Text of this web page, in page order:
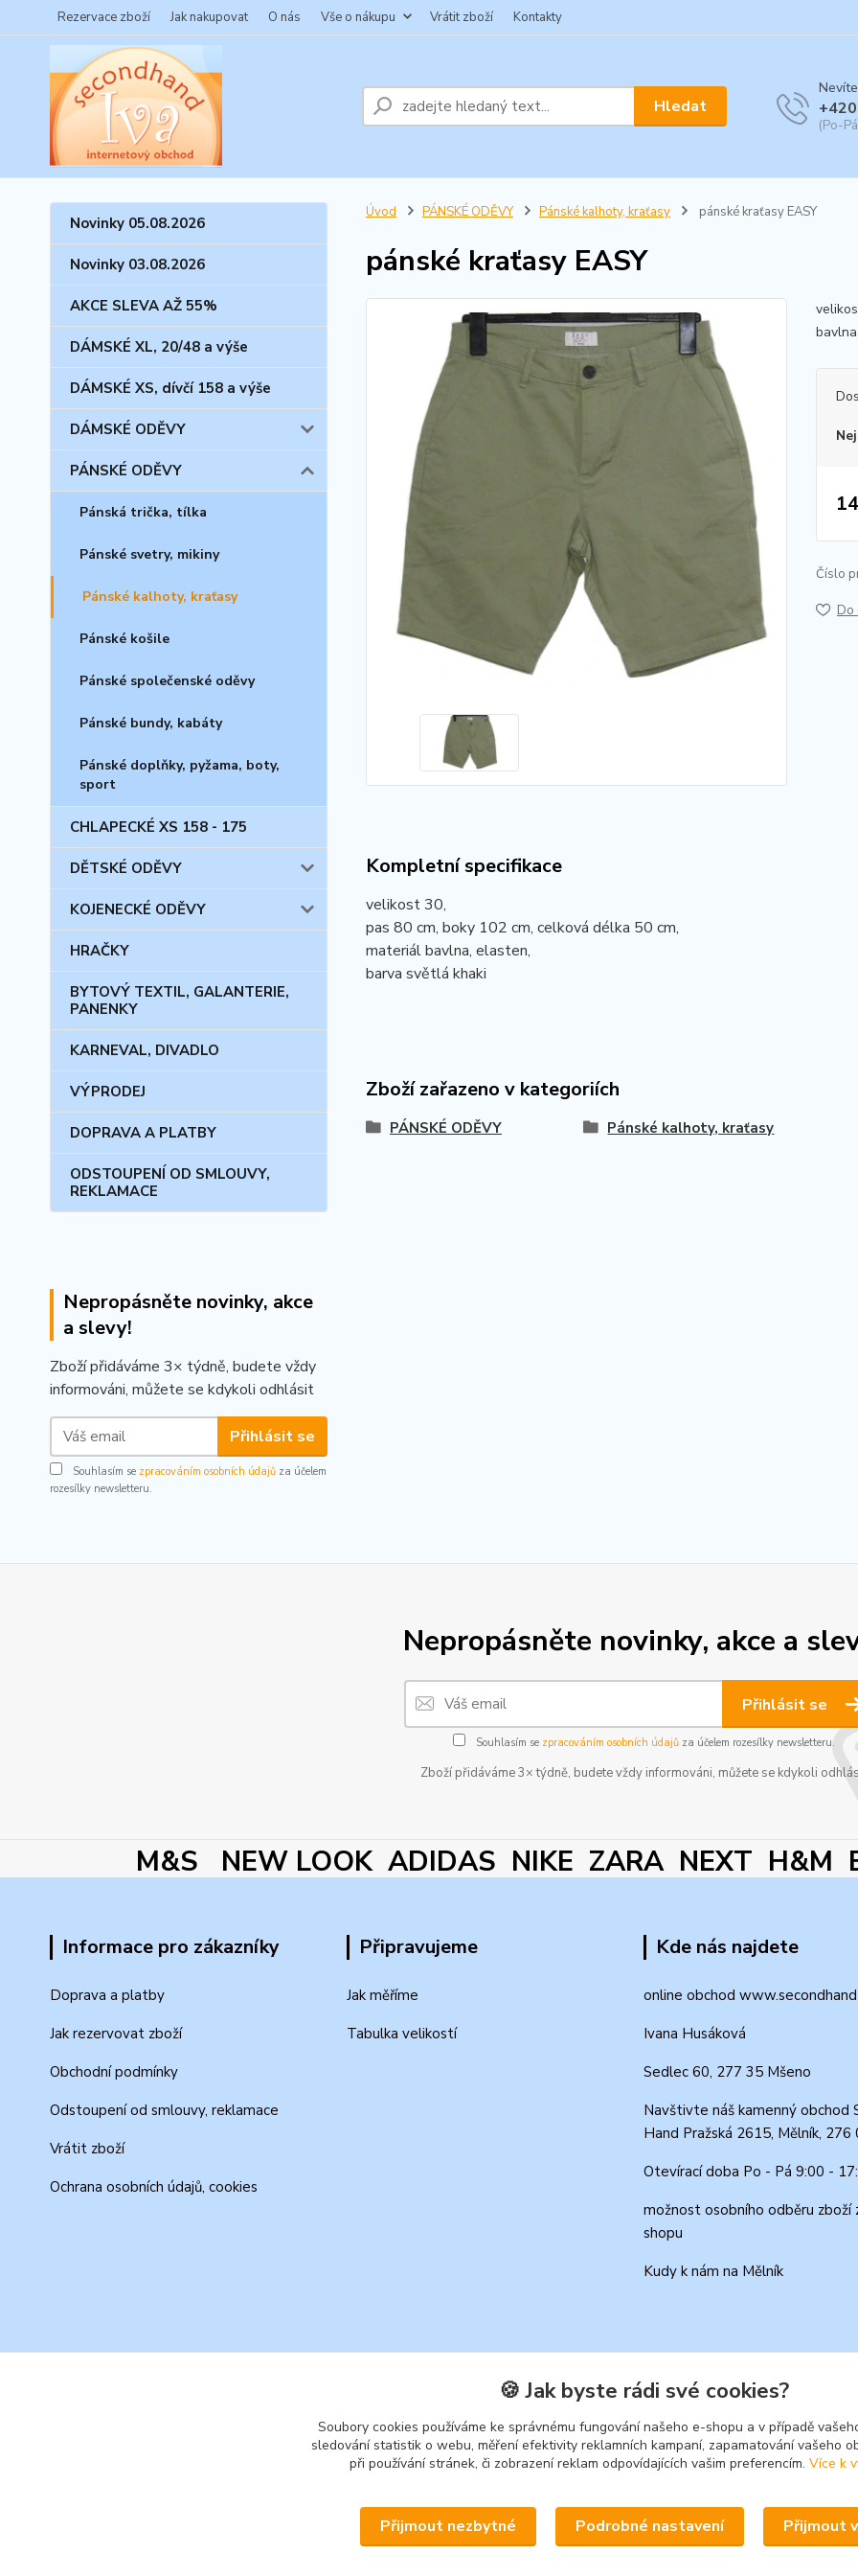
Rezervace zboží Jak nakupovat O nás Vše o nákupu Vrátit zboží Kontakty
Hledat
(Po-
Novinky 05.08.2026
Novinky 03.08.2026
AKCE SLEVA AŽ 55%
DÁMSKÉ XL, 20/48 a výše
DÁMSKÉ XS, dívčí 158 a výše
DÁMSKÉ ODĚVY
PÁNSKÉ ODĚVY
Pánská trička, tílka
Pánské svetry, mikiny
Pánské kalhoty, kraťasy
Pánské košile
Pánské společenské oděvy
Pánské bundy, kabáty
Pánské doplňky, pyžama, boty,
sport
CHLAPECKÉ XS 158 - 175
DĚTSKÉ ODĚVY
KOJENECKÉ ODĚVY
HRAČKY
BYTOVÝ TEXTIL, GALANTERIE,
PANENKY
KARNEVAL, DIVADLO
VÝPRODEJ
DOPRAVA A PLATBY
ODSTOUPENÍ OD SMLOUVY,
REKLAMACE
Nepropásněte novinky, akce
a slevy!
Zboží přidáváme 3× týdně, budete vždy
informováni, můžete se kdykoli odhlásit
Přihlásit se
Souhlasím se zpracováním osobních údajů za účelem
rozesílky newsletteru.
Úvod PÁNSKÉ ODĚVY Pánské kalhoty, kraťasy pánské kraťasy EASY
pánské kraťasy EASY
Číslo
Do
Kompletní specifikace
velikost 30,
pas 80 cm, boky 102 cm, celková délka 50 cm,
materiál bavlna, elasten,
barva světlá khaki
Zboží zařazeno v kategoriích
PÁNSKÉ ODĚVY Pánské kalhoty, kraťasy
Nepropásněte novinky, akce a
Přihlásit se
Souhlasím se zpracováním osobních údajůza účelem rozesílky newsletteru.
Zboží přidáváme 3× týdně, budete vždy informováni, můžete se kdykoli
M&S NEW LOOK ADIDAS NIKE ZARA NEXT H&M
Informace pro zákazníky
Doprava a platby
Jak rezervovat zboží
Obchodní podmínky
Odstoupení od smlouvy, reklamace
Vrátit zboží
Ochrana osobních údajů, cookies
Připravujeme
Jak měříme
Tabulka velikostí
Kde nás najdete
online obchod
Ivana Husáková
Sedlec 60, 277 35 Mšeno
Navštivte náš kamenný obchod
Hand Pražská 2615, Mělník, 276
Otevírací doba Po - Pá 9:00 -
možnost osobního odběru zboží
shopu
Kudy k nám na Mělník
🍪 Jak byste rádi své cookies?
Soubory cookies používáme ke správnému fungování našeho e-shopu a v případě
sledování statistik o webu, měření efektivity reklamních kampaní, zapamatování vašeho
při používání stránek, či zobrazení reklam odpovídajících vašim preferencím. Více k
Přijmout nezbytné Podrobné nastavení Přijmout